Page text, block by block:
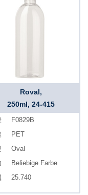
Roval,
250ml, 24-415
F0829B
PET
Oval
Beliebige Farbe
25.740